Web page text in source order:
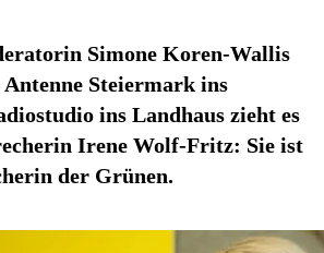
Simone Koren-Wallis
Antenne Steiermark ins
ins Landhaus zieht es
Irene Wolf-Fritz: Sie ist
der Grünen.